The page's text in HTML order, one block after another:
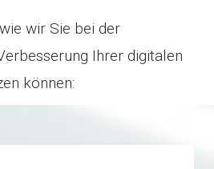
wir Sie bei der
Ihrer digitalen
können: